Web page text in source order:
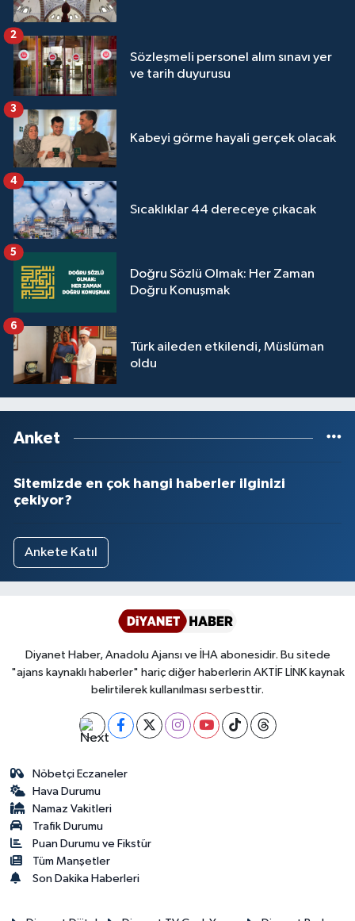
Sözleşmeli personel alım sınavı yer
ve tarih duyurusu
2
Kabeyi görme hayali gerçek olacak
3
Sıcaklıklar 44 dereceye çıkacak
4
Doğru Sözlü Olmak: Her Zaman
Doğru Konuşmak
5
Türk aileden etkilendi, Müslüman
oldu
6
Anket
Sitemizde en çok hangi haberler ilginizi
çekiyor?
Ankete Katıl
Diyanet Haber, Anadolu Ajansı ve İHA abonesidir. Bu sitede
"ajans kaynaklı haberler" hariç diğer haberlerin AKTİF LİNK kaynak
belirtilerek kullanılması serbesttir.
Nöbetçi Eczaneler
Hava Durumu
Namaz Vakitleri
Trafik Durumu
Puan Durumu ve Fikstür
Tüm Manşetler
Son Dakika Haberleri